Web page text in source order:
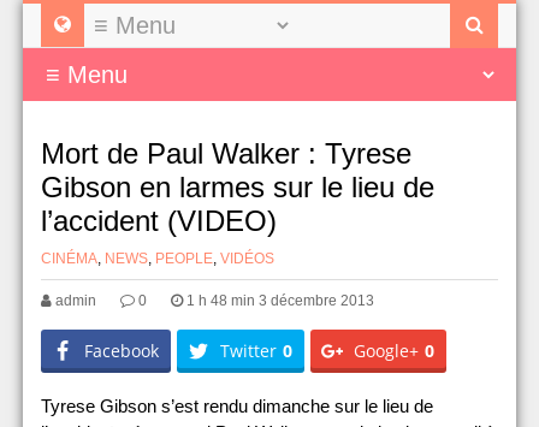
Mort de Paul Walker : Tyrese
Gibson en larmes sur le lieu de
l’accident (VIDEO)
CINÉMA, NEWS, PEOPLE, VIDÉOS
admin 0 1 h 48 min 3 décembre 2013
Facebook Twitter 0 Google+ 0
Tyrese Gibson s’est rendu dimanche sur le lieu de